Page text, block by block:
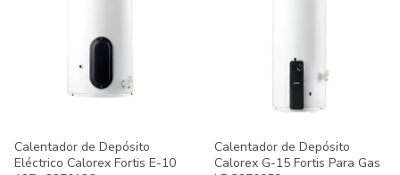
Calentador de Depósito
Eléctrico Calorex Fortis E-10
Calentador de Depósito
Calorex G-15 Fortis Para Gas